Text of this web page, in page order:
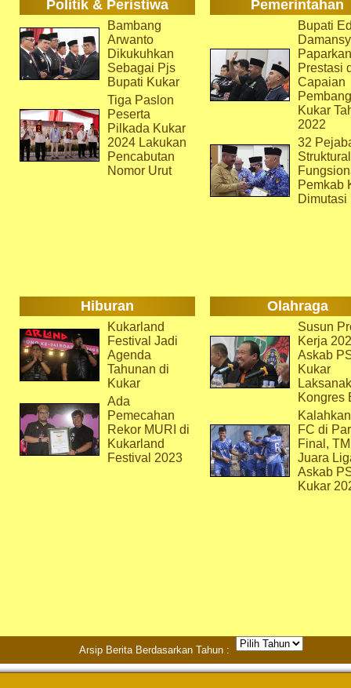
Politik & Peristiwa Pemerintahan
Bambang
Arwanto
Dikukuhkan
Sebagai Pjs
Bupati Kukar
Tiga Paslon
Peserta
Pilkada Kukar
2024 Lakukan
Pencabutan
Nomor Urut
Bupati
Paparkan
Prestasi
Capaian
Kukar
2022
32
Pemkab
Dimutasi
Hiburan Olahraga
Kukarland
Festival Jadi
Agenda
Tahunan di
Kukar
Ada
Pemecahan
Rekor MURI di
Kukarland
Festival 2023
Susun
Kerja
Askab
Kukar
Kongres
FC di
Final,
Juara
Askab
Kukar
Arsip Berita Berdasarkan Tahun :